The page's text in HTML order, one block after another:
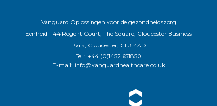
Vanguard Oplossingen voor de gezondheidszorg
Eenheid 1144 Regent Court, The Square, Gloucester Business
Park, Gloucester, GL3 4AD
Tel.: +44 (0)1452 651850
E-mail: info@vanguardhealthcare.co.uk